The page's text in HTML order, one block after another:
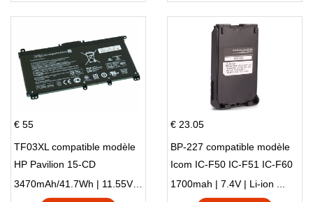
€ 55
TF03XL compatible modèle
HP Pavilion 15-CD
3470mAh/41.7Wh | 11.55V | Li-ion ...
€ 23.05
BP-227 compatible modèle
Icom IC-F50 IC-F51 IC-F60
IC-F61 IC-M87
1700mah | 7.4V | Li-ion ...